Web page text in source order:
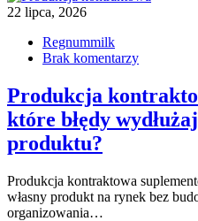
22 lipca, 2026
Regnummilk
Brak komentarzy
Produkcja
które błędy
produktu?
Produkcja kontraktowa
własny produkt na rynek bez
organizowania…